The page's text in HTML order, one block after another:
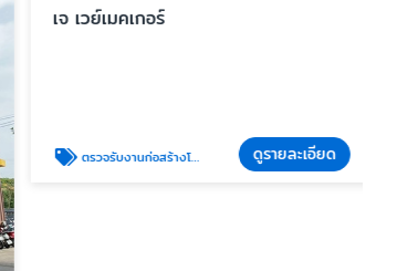
เจ เวย์เมคเกอร์
ตรวจรับงานก่อสร้างโดยวิศกร ดูรายละเอียด